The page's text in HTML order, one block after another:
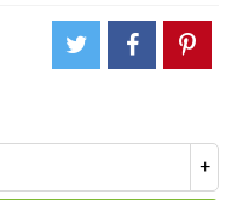
+